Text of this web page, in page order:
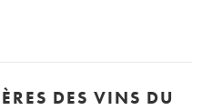
DES VINS DU